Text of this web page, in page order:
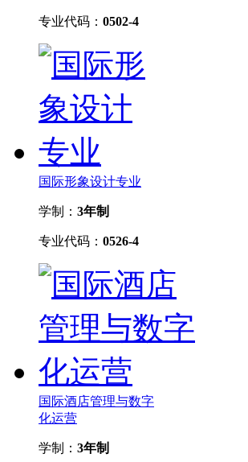
专业代码： 0502-4
国际形象设计专业
学制： 3年制
专业代码： 0526-4
国际酒店管理与数字
化运营
学制： 3年制